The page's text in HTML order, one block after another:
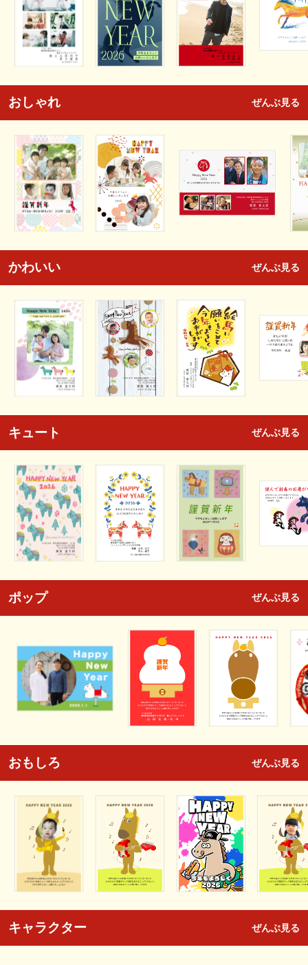
おしゃれ ぜんぶ見る
かわいい ぜんぶ見る
キュート ぜんぶ見る
ポップ ぜんぶ見る
おもしろ ぜんぶ見る
キャラクター ぜんぶ見る